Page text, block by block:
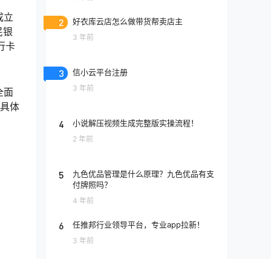
立
银
卡
面
体
2 好衣库云店怎么做带货帮卖店主
3 年前
3 信小云平台注册
3 年前
4 小说解压视频生成完整版实操流程！
2 年前
5
九色优品管理是什么原理？九色优品有支
付牌照吗？
4 年前
6 任推邦行业领导平台，专业app拉新！
3 年前